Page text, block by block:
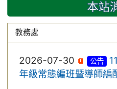
本站
教務處
2026-07-30 公告
年級常態編班暨導師編